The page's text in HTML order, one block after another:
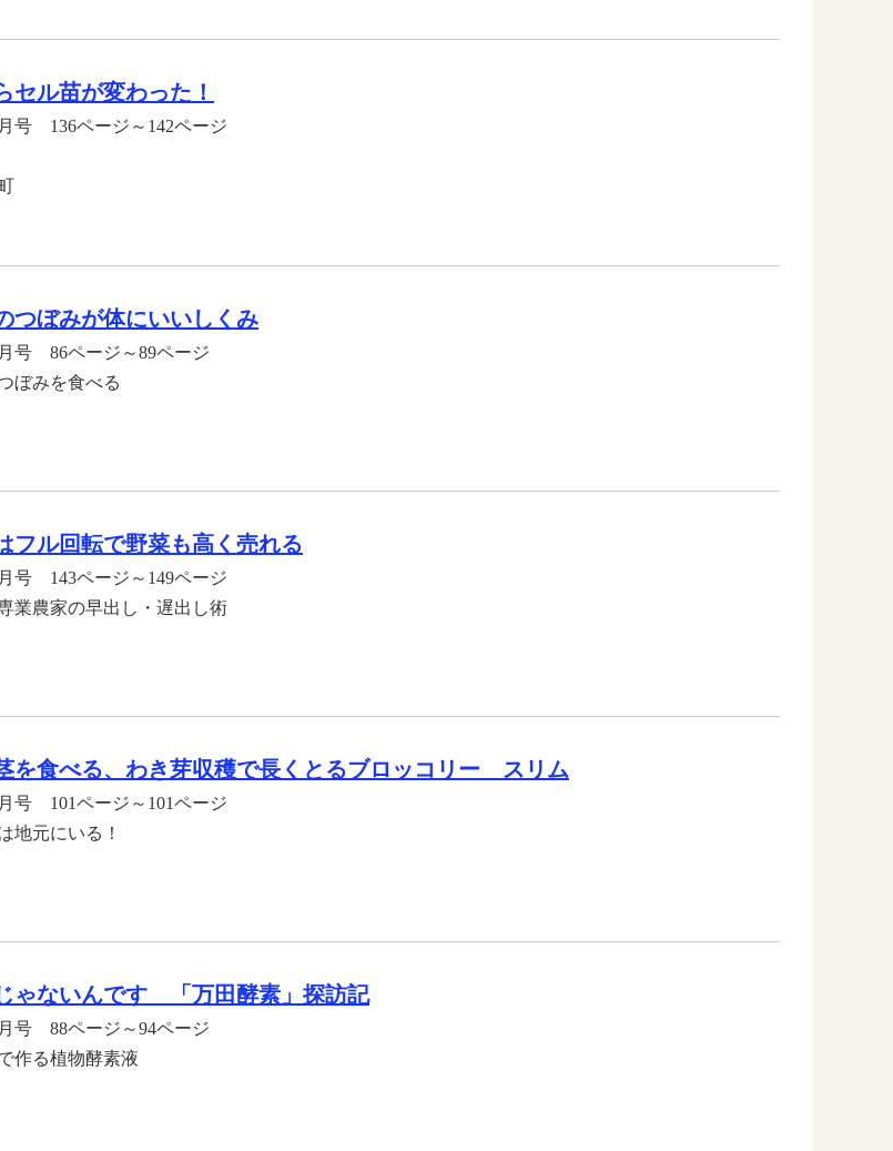
セル苗が変わった！
号 136ページ～142ページ
町
つぼみが体にいいしくみ
号 86ページ～89ページ
ぼみを食べる
ル回転で野菜も高く売れる
号 143ページ～149ページ
業農家の早出し・遅出し術
を食べる、わき芽収穫で長くとるブロッコリー スリム
号 101ページ～101ページ
地元にいる！
ゃないんです 「万田酵素」探訪記
号 88ページ～94ページ
作る植物酵素液